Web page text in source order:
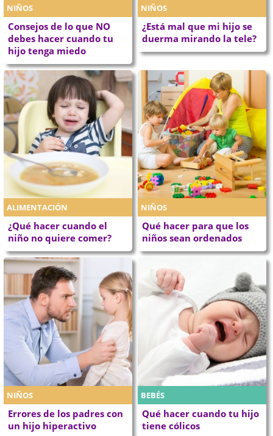
NIÑOS
Consejos de lo que NO
debes hacer cuando tu
hijo tenga miedo
NIÑOS
¿Está mal que mi hijo se
duerma mirando la tele?
ALIMENTACIÓN
¿Qué hacer cuando el
niño no quiere comer?
NIÑOS
Qué hacer para que los
niños sean ordenados
NIÑOS
Errores de los padres con
un hijo hiperactivo
BEBÉS
Qué hacer cuando tu hijo
tiene cólicos